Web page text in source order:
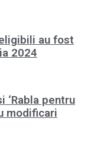
au fost
2024
‘Rabla pentru
modificari